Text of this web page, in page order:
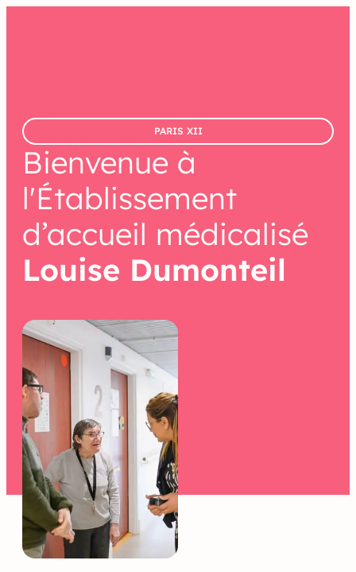
contenu
PARIS XII
Bienvenue à
l'Établissement
d’accueil médicalisé
Louise Dumonteil